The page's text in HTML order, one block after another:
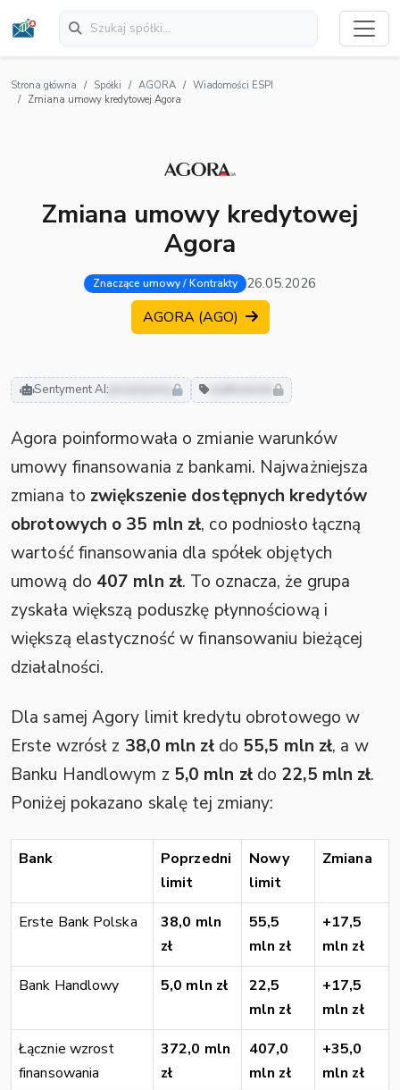
Strona główna Spółki AGORA
Wiadomości ESPI
Zmiana umowy kredytowej Agora
Zmiana umowy kredytowej
Agora
Znaczące umowy / Kontrakty 26.05.2026
AGORA (AGO)
Sentyment AI: pozytywny zadłużenie
Agora poinformowała o zmianie warunków
umowy finansowania z bankami. Najważniejsza
zmiana to zwiększenie dostępnych kredytów
obrotowych o 35 mln zł, co podniosło łączną
wartość finansowania dla spółek objętych
umową do 407 mln zł. To oznacza, że grupa
zyskała większą poduszkę płynnościową i
większą elastyczność w finansowaniu bieżącej
działalności.
Dla samej Agory limit kredytu obrotowego w
Erste wzrósł z 38,0 mln złdo 55,5 mln zł, a w
Banku Handlowym z 5,0 mln złdo 22,5 mln zł.
Poniżej pokazano skalę tej zmiany:
Bank
Poprzedni
limit
Nowy
limit
Zmiana
Erste Bank Polska
38,0 mln
zł
55,5
mln zł
+17,5
mln zł
Bank Handlowy
5,0 mln zł
22,5
mln zł
+17,5
mln zł
Łącznie wzrost
finansowania
372,0 mln
zł
407,0
mln zł
+35,0
mln zł